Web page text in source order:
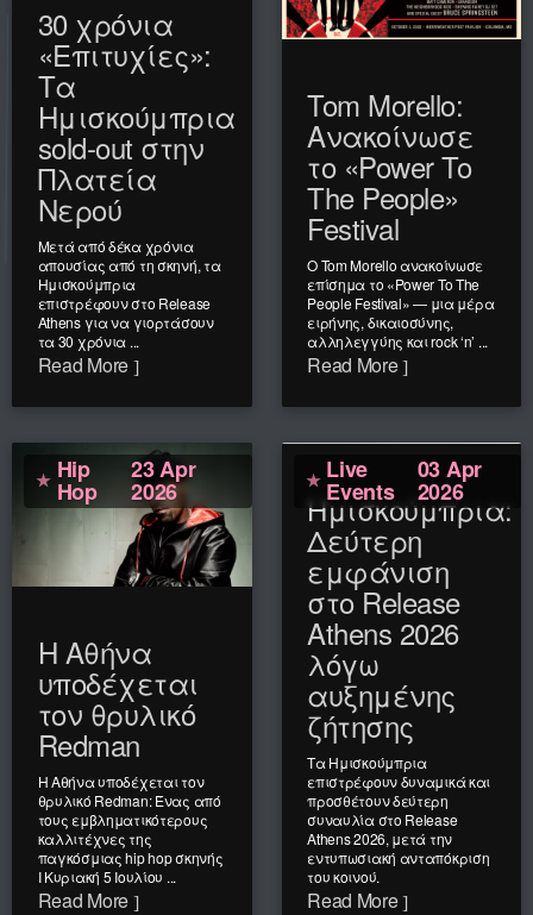
30 χρόνια
«Επιτυχίες»:
Τα
Ημισκούμπρια
sold-out στην
Πλατεία
Νερού
Μετά από δέκα χρόνια
απουσίας από τη σκηνή, τα
Ημισκούμπρια
επιστρέφουν στο Release
Athens για να γιορτάσουν
τα 30 χρόνια ...
Read More
Tom Morello:
Ανακοίνωσε
το «Power To
The People»
Festival
Ο Tom Morello ανακοίνωσε
επίσημα το «Power To The
People Festival» — μια μέρα
ειρήνης, δικαιοσύνης,
αλληλεγγύης και rock ‘n’ ...
Read More
Hip
Hop
23 Apr
2026
Η Αθήνα
υποδέχεται
τον θρυλικό
Redman
Η Αθήνα υποδέχεται τον
θρυλικό Redman: Ένας από
τους εμβληματικότερους
καλλιτέχνες της
παγκόσμιας hip hop σκηνής
Ι Κυριακή 5 Ιουλίου ...
Read More
Live
Events
03 Apr
2026
Ημισκούμπρια:
Δεύτερη
εμφάνιση
στο Release
Athens 2026
λόγω
αυξημένης
ζήτησης
Τα Ημισκούμπρια
επιστρέφουν δυναμικά και
προσθέτουν δεύτερη
συναυλία στο Release
Athens 2026, μετά την
εντυπωσιακή ανταπόκριση
του κοινού.
Read More